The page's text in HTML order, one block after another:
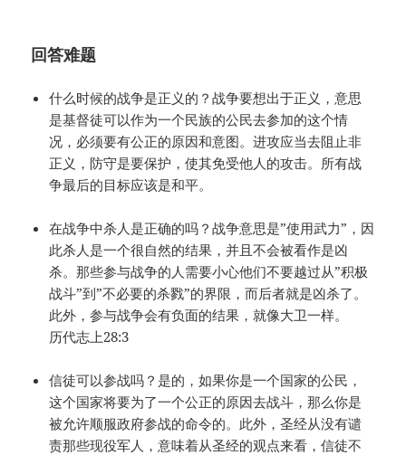
回答难题
什么时候的战争是正义的？战争要想出于正义，意思
是基督徒可以作为一个民族的公民去参加的这个情
况，必须要有公正的原因和意图。进攻应当去阻止非
正义，防守是要保护，使其免受他人的攻击。所有战
争最后的目标应该是和平。
在战争中杀人是正确的吗？战争意思是”使用武力”，因
此杀人是一个很自然的结果，并且不会被看作是凶
杀。那些参与战争的人需要小心他们不要越过从”积极
战斗”到”不必要的杀戮”的界限，而后者就是凶杀了。
此外，参与战争会有负面的结果，就像大卫一样。
历代志上28:3
信徒可以参战吗？是的，如果你是一个国家的公民，
这个国家将要为了一个公正的原因去战斗，那么你是
被允许顺服政府参战的命令的。此外，圣经从没有谴
责那些现役军人，意味着从圣经的观点来看，信徒不